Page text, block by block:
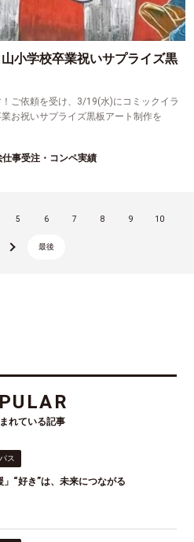
小学校卒業祝いサプライズ黒
ご依頼を受け、3/19(水)にコミックイラ
お祝いサプライズ黒板アート制作を
仕事受注・コンペ実績
5 6 7 8 9 10
» 最後
れている記事
ス
」“好き”は、未来につながる